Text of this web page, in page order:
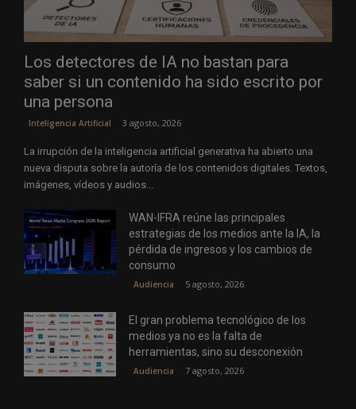
Los detectores de IA no bastan para
saber si un contenido ha sido escrito por
una persona
Inteligencia Artificial 3 agosto, 2026
La irrupción de la inteligencia artificial generativa ha abierto una
nueva disputa sobre la autoría de los contenidos digitales. Textos,
imágenes, vídeos y audios...
WAN-IFRA reúne las principales
estrategias de los medios ante la IA, la
pérdida de ingresos y los cambios de
consumo
Audiencia 5 agosto, 2026
El gran problema tecnológico de los
medios ya no es la falta de
herramientas, sino su desconexión
Audiencia 7 agosto, 2026